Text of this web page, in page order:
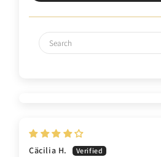
Cäcilia H.